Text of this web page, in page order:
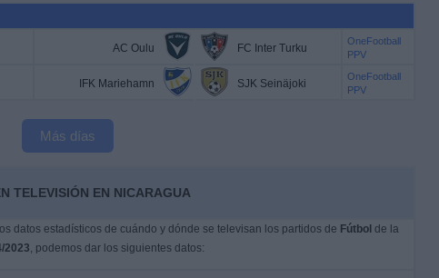
AC Oulu FC Inter Turku
OneFootball
PPV
IFK Mariehamn SJK Seinäjoki
OneFootball
PPV
Más días
TELEVISIÓN EN NICARAGUA
datos estadísticos de cuándo y dónde se televisan los partidos de Fútbol de la
2023, podemos dar los siguientes datos: